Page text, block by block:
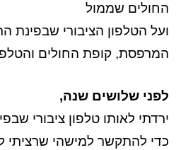
החולים שממול
ועל הטלפון הציבורי שבפינת
המרפסת, קופת החולים
לפני שלושים שנה,
ירדתי לאותו טלפון ציבורי
כדי להתקשר למישהי שרציתי